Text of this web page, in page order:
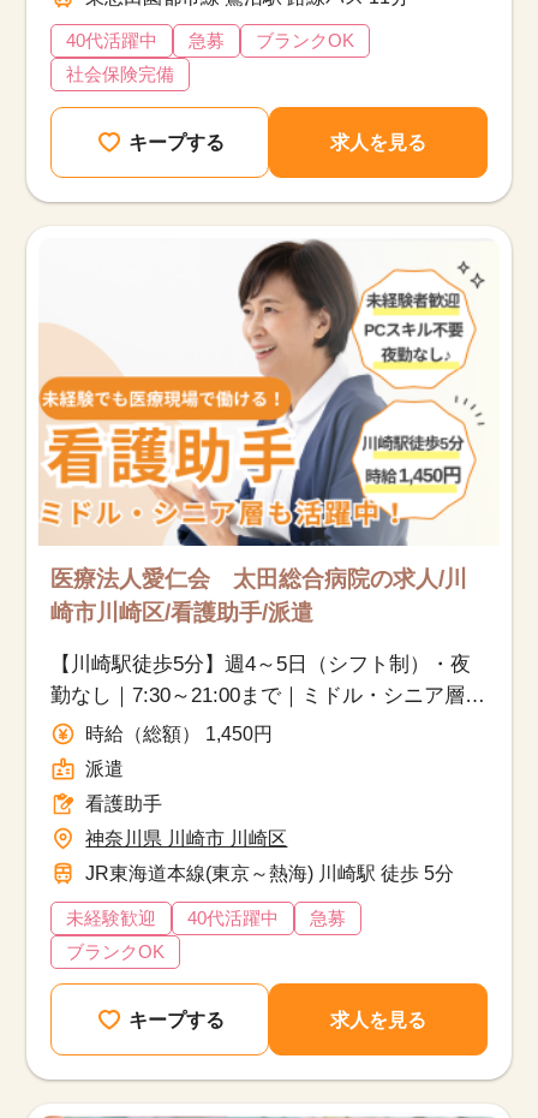
40代活躍中 急募
ブランクOK
社会保険完備
キープする 求人を見る
医療法人愛仁会 太田総合病院の求人/川
崎市川崎区/看護助手/派遣
【川崎駅徒歩5分】週4～5日（シフト制）・夜
勤なし｜7:30～21:00まで｜ミドル・シニア層も
活躍中！時給（総額） 1,450円
派遣
看護助手
神奈川県 川崎市 川崎区
JR東海道本線(東京～熱海) 川崎駅 徒歩 5分
未経験歓迎 40代活躍中
急募
ブランクOK
キープする 求人を見る
該当件数
9,618 件
他の条件を選択